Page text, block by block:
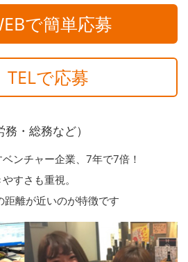
で簡単応募
TELで応募
・総務など）
ンチャー企業、7年で7倍！
すさも重視。
離が近いのが特徴です